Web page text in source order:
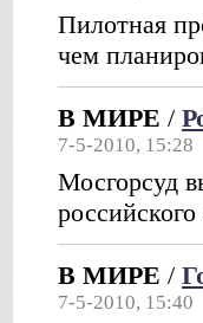
Пилотная
чем
В МИРЕ /
7-5-2010, 15:28
Мосгорсуд
российского
В МИРЕ /
7-5-2010, 15:40